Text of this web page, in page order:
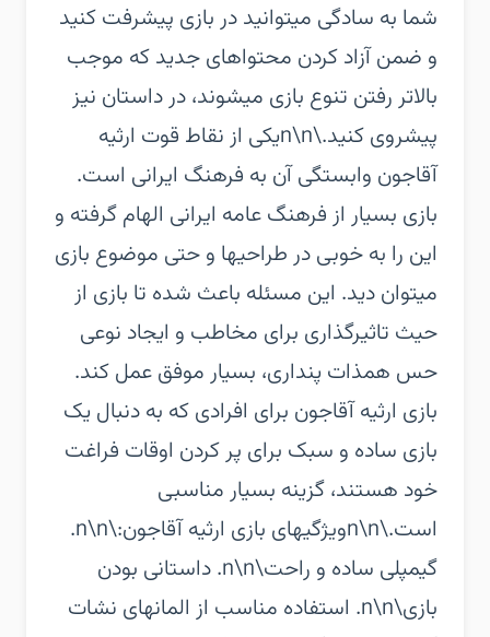
شما به سادگی میتوانید در بازی پیشرفت کنید
و ضمن آزاد کردن محتواهای جدید که موجب
بالاتر رفتن تنوع بازی میشوند، در داستان نیز
پیشروی کنید.\n\nیکی از نقاط قوت ارثیه
آقاجون وابستگی آن به فرهنگ ایرانی است.
بازی بسیار از فرهنگ عامه ایرانی الهام گرفته و
این را به خوبی در طراحیها و حتی موضوع بازی
میتوان دید. این مسئله باعث شده تا بازی از
حیث تاثیرگذاری برای مخاطب و ایجاد نوعی
حس همذات پنداری، بسیار موفق عمل کند.
بازی ارثیه آقاجون برای افرادی که به دنبال یک
بازی ساده و سبک برای پر کردن اوقات فراغت
خود هستند، گزینه بسیار مناسبی
است.\n\nویژگیهای بازی ارثیه آقاجون:\n\n.
گیمپلی ساده و راحت\n\n. داستانی بودن
بازی\n\n. استفاده مناسب از المانهای نشات